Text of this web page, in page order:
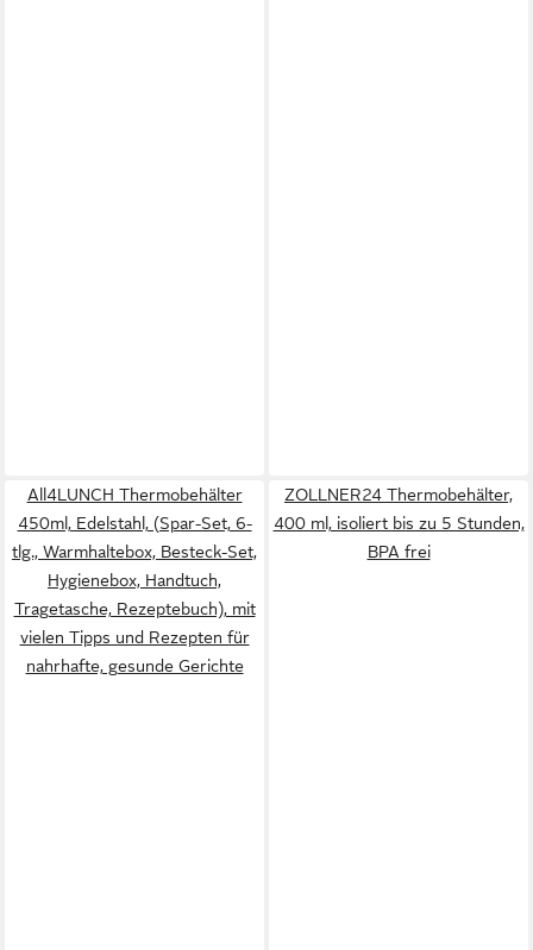
All4LUNCH Thermobehälter
450ml, Edelstahl, (Spar-Set, 6-
tlg., Warmhaltebox, Besteck-Set,
Hygienebox, Handtuch,
Tragetasche, Rezeptebuch), mit
vielen Tipps und Rezepten für
nahrhafte, gesunde Gerichte
ZOLLNER24 Thermobehälter,
400 ml, isoliert bis zu 5 Stunden,
BPA frei